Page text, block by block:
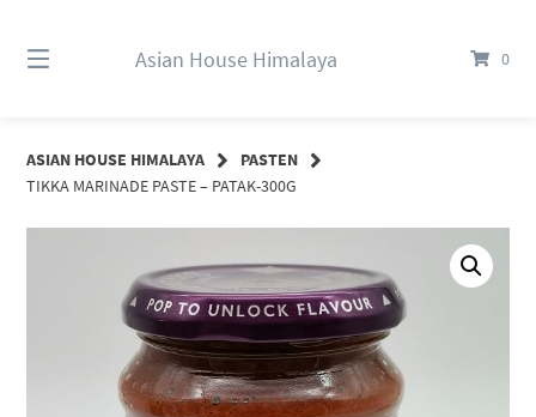
Inhalt
Asian House Himalaya 0
ASIAN HOUSE HIMALAYA
PASTEN
TIKKA MARINADE PASTE – PATAK-300G